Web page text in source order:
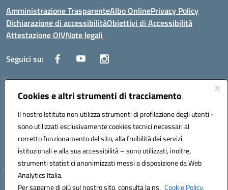
Cookies e altri strumenti di tracciamento
Il nostro Istituto non utilizza strumenti di profilazione degli utenti -
sono utilizzati esclusivamente cookies tecnici necessari al
corretto funzionamento del sito, alla fruibilità dei servizi
istituzionali e alla sua accessibilità – sono utilizzati, inoltre,
strumenti statistici anonimizzati messi a disposizione da Web
Analytics Italia.
Per saperne di più sul nostro sito, consulta la ns. Cookie Policy.
Amministrazione TrasparenteAlbo OnlinePrivacy Policy
Dichiarazione di accessibilitàObiettivi di Accessibilità
Attestazione OIVNote legali
Seguici su:
Indirizzo:Via Cesare Beccaria 70043 MONOPOLI (BA)
Posta elettronica certificata (PEC):batf26000r@pec.istruzione.it
Codice fiscale: 93491310723
Codice meccanografico: BATF26000R
Hosting & Powered by 3D Solution S.r.l.